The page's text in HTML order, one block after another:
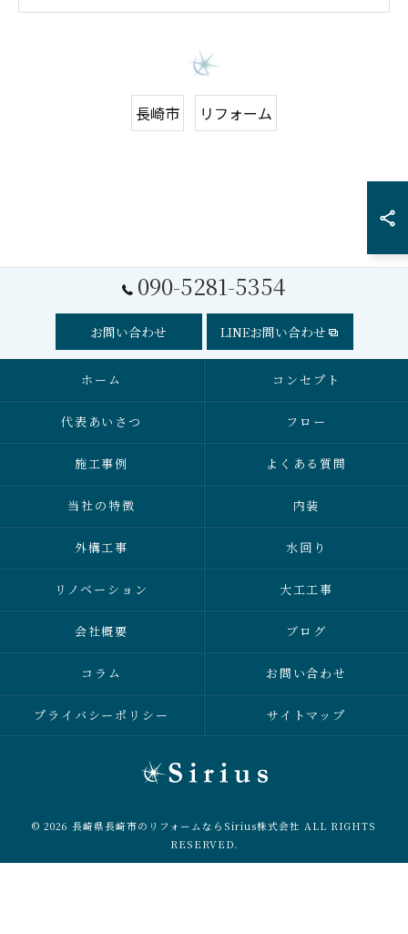
長崎市 リフォーム
090-5281-5354
お問い合わせ LINEお問い合わせ
ホーム コンセプト
代表あいさつ フロー
施工事例 よくある質問
当社の特徴 内装
外構工事 水回り
リノベーション 大工工事
会社概要 ブログ
コラム お問い合わせ
プライバシーポリシー サイトマップ
© 2026 長崎県長崎市のリフォームならSirius株式会社 ALL RIGHTS
RESERVED.